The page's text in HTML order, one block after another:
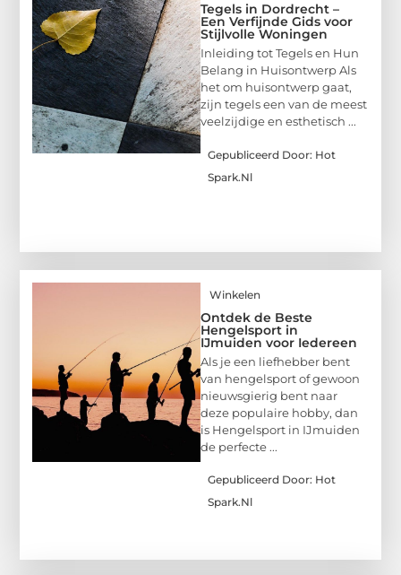
Tegels in Dordrecht –
Een Verfijnde Gids voor
Stijlvolle Woningen
Inleiding tot Tegels en Hun
Belang in Huisontwerp Als
het om huisontwerp gaat,
zijn tegels een van de meest
veelzijdige en esthetisch ...
Gepubliceerd Door: Hot
Spark.nl
Winkelen
Ontdek de Beste
Hengelsport in
IJmuiden voor Iedereen
Als je een liefhebber bent
van hengelsport of gewoon
nieuwsgierig bent naar
deze populaire hobby, dan
is Hengelsport in IJmuiden
de perfecte ...
Gepubliceerd Door: Hot
Spark.nl